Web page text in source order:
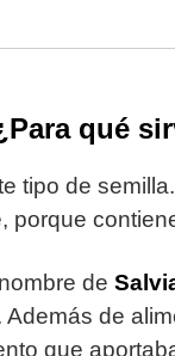
qué
tipo de
porque
de
de
que